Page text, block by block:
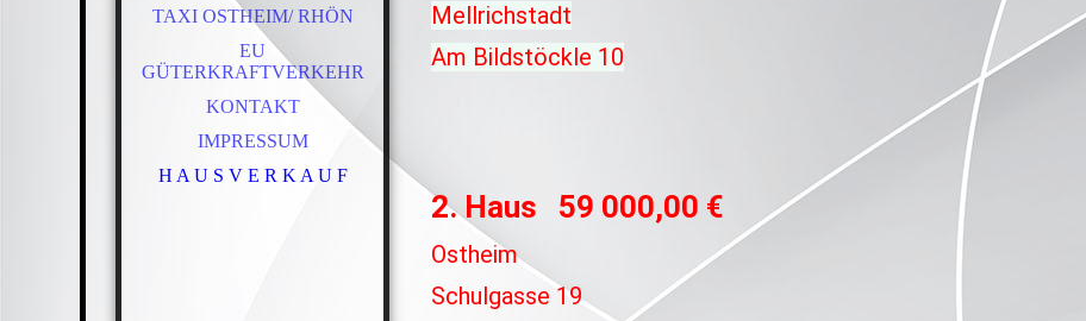
TAXI OSTHEIM/ RHÖN
EU
GÜTERKRAFTVERKEHR
KONTAKT
IMPRESSUM
H A U S V E R K A U F
Mellrichstadt
Am Bildstöckle 10
2. Haus 59 000,00 €
Ostheim
Schulgasse 19